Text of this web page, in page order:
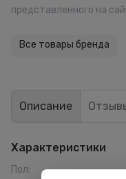
представленного на
Все товары бренда
Описание
Характеристики
Пол: